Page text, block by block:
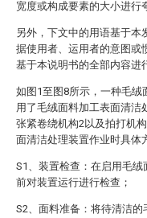
宽度或构成要素的大小进行
另外，下文中的用语基于本
据使用者、运用者的意图或
基于本说明书的全部内容进
如图1至图8所示，一种毛绒
用了毛绒面料加工表面清洁
张紧卷绕机构2以及拍打机
面清洁处理装置作业时具体
S1、装置检查：在启用毛
前对装置运行进行检查；
S2、面料准备：将待清洁